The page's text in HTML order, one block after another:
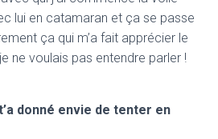
lui en catamaran et ça se passe
ça qui m’a fait apprécier le
ne voulais pas entendre parler !
donné envie de tenter en